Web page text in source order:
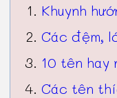
Khuynh
Các đệm,
10 tên hay
Các tên